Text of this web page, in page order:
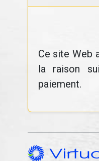
Ce site Web
la raison
paiement.